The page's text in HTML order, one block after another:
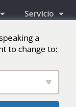
Servicio
Información
a
to change to: